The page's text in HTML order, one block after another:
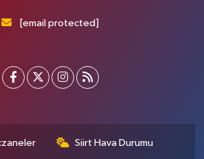
[email protected]
Siirt Hava Durumu